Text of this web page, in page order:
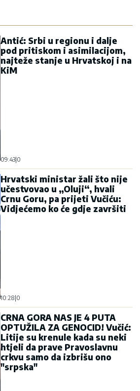
Antić: Srbi u regionu i dalje
pod pritiskom i asimilacijom,
najteže stanje u Hrvatskoj i na
KiM
09:43 0
Hrvatski ministar žali što nije
učestvovao u „Oluji“, hvali
Crnu Goru, pa prijeti Vučiću:
Vidjećemo ko će gdje završiti
10:28 0
CRNA GORA NAS JE 4 PUTA
OPTUŽILA ZA GENOCID! Vučić:
Litije su krenule kada su neki
htjeli da prave Pravoslavnu
crkvu samo da izbrišu ono
"srpska"